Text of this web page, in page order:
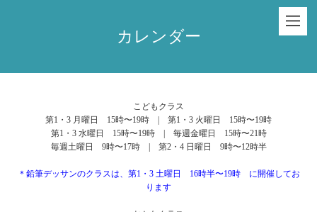
カレンダー
こどもクラス
第1・3 月曜日 15時〜19時 | 第1・3 火曜日 15時〜19時
第1・3 水曜日 15時〜19時 | 毎週金曜日 15時〜21時
毎週土曜日 9時〜17時 | 第2・4 日曜日 9時〜12時半
＊鉛筆デッサンのクラスは、第1・3 土曜日 16時半〜19時 に開催してお
ります